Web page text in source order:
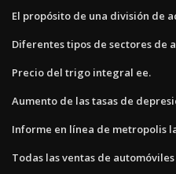
El propósito de una división de
Diferentes tipos de sectores de
Precio del trigo integral ee.
Aumento de las tasas de
Informe en línea de metropolis
Todas las ventas de